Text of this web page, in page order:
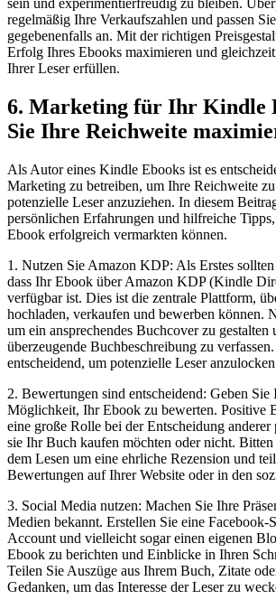
sein und experimentierfreudig zu bleiben.
regelmäßig Ihre Verkaufszahlen und passen
gegebenenfalls an. Mit der⁣ richtigen
Erfolg Ihres Ebooks maximieren und
Ihrer Leser erfüllen.
6. Marketing für Ihr Kindle
Sie Ihre Reichweite
Als Autor⁣ eines Kindle Ebooks‌ ist es
Marketing zu⁤ betreiben, um Ihre Reichweite
potenzielle Leser anzuziehen. In⁢ diesem
persönlichen Erfahrungen und hilfreiche
Ebook erfolgreich vermarkten können.
1. Nutzen Sie Amazon KDP: Als Erstes sollten
dass ​Ihr Ebook über Amazon KDP (Kindle
verfügbar ist.‌ Dies ist die zentrale Plattform,
hochladen, verkaufen und bewerben⁤ können.
um ein ‌ansprechendes⁢ Buchcover zu⁤ gestalten
überzeugende Buchbeschreibung‌ zu
entscheidend,‌ um potenzielle Leser
2. ⁢Bewertungen sind entscheidend: ⁣Geben Sie
Möglichkeit, Ihr Ebook ‍zu bewerten.⁣ Positive
eine ⁢große⁢ Rolle ​bei der Entscheidung anderer
sie Ihr ⁤Buch kaufen möchten oder nicht. Bitten
dem ‍Lesen um eine ehrliche Rezension und
Bewertungen auf Ihrer Website oder in den
3. Social ​Media nutzen: Machen Sie Ihre
Medien bekannt. Erstellen Sie eine Facebook-
Account und vielleicht sogar einen eigenen
Ebook zu ⁣berichten und Einblicke in Ihren
Teilen Sie⁢ Auszüge aus Ihrem Buch, Zitate
Gedanken, um ⁤das Interesse der Leser zu